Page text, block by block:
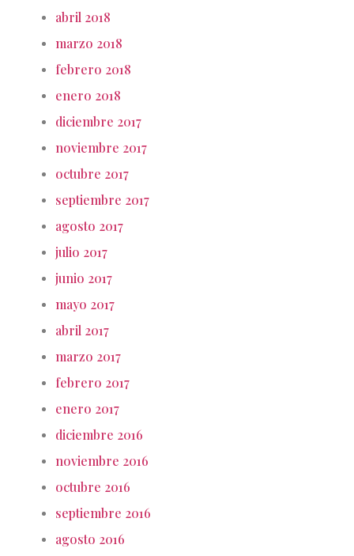
abril 2018
marzo 2018
febrero 2018
enero 2018
diciembre 2017
noviembre 2017
octubre 2017
septiembre 2017
agosto 2017
julio 2017
junio 2017
mayo 2017
abril 2017
marzo 2017
febrero 2017
enero 2017
diciembre 2016
noviembre 2016
octubre 2016
septiembre 2016
agosto 2016